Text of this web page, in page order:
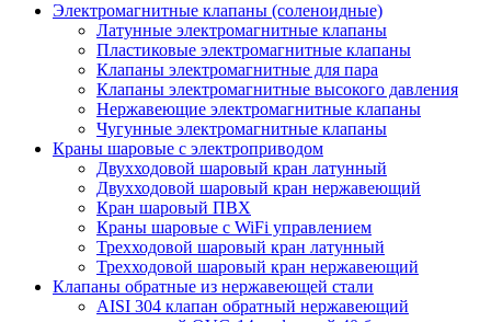
Электромагнитные клапаны (соленоидные)
Латунные электромагнитные клапаны
Пластиковые электромагнитные клапаны
Клапаны электромагнитные для пара
Клапаны электромагнитные высокого давления
Нержавеющие электромагнитные клапаны
Чугунные электромагнитные клапаны
Краны шаровые с электроприводом
Двухходовой шаровый кран латунный
Двухходовой шаровый кран нержавеющий
Кран шаровый ПВХ
Краны шаровые с WiFi управлением
Трехходовой шаровый кран латунный
Трехходовой шаровый кран нержавеющий
Клапаны обратные из нержавеющей стали
AISI 304 клапан обратный нержавеющий